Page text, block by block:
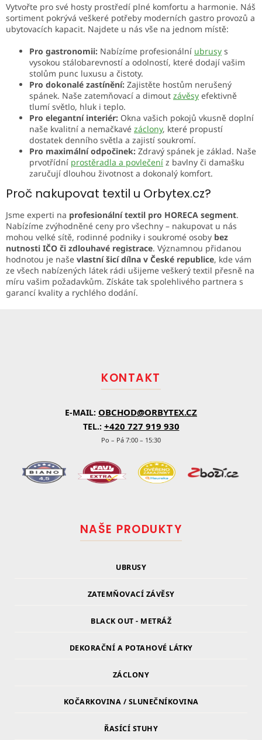
Vytvořte pro své hosty prostředí plné komfortu a harmonie. Náš
sortiment pokrývá veškeré potřeby moderních gastro provozů a
ubytovacích kapacit. Najdete u nás vše na jednom místě:
Pro gastronomii: Nabízíme profesionální ubrusy s
vysokou stálobarevností a odolností, které dodají vašim
stolům punc luxusu a čistoty.
Pro dokonalé zastínění: Zajistěte hostům nerušený
spánek. Naše zatemňovací a dimout závěsy efektivně
tlumí světlo, hluk i teplo.
Pro elegantní interiér: Okna vašich pokojů vkusně doplní
naše kvalitní a nemačkavé záclony, které propustí
dostatek denního světla a zajistí soukromí.
Pro maximální odpočinek: Zdravý spánek je základ. Naše
prvotřídní prostěradla a povlečení z bavlny či damašku
zaručují dlouhou životnost a dokonalý komfort.
Proč nakupovat textil u Orbytex.cz?
Jsme experti na profesionální textil pro HORECA segment.
Nabízíme zvýhodněné ceny pro všechny – nakupovat u nás
mohou velké sítě, rodinné podniky i soukromé osoby bez
nutnosti IČO či zdlouhavé registrace. Významnou přidanou
hodnotou je naše vlastní šicí dílna v České republice, kde vám
ze všech nabízených látek rádi ušijeme veškerý textil přesně na
míru vašim požadavkům. Získáte tak spolehlivého partnera s
garancí kvality a rychlého dodání.
KONTAKT
E-MAIL: OBCHOD@ORBYTEX.CZ
TEL.: +420 727 919 930
Po – Pá 7:00 – 15:30
NAŠE PRODUKTY
UBRUSY
ZATEMŇOVACÍ ZÁVĚSY
BLACK OUT - METRÁŽ
DEKORAČNÍ A POTAHOVÉ LÁTKY
ZÁCLONY
KOČARKOVINA / SLUNEČNÍKOVINA
ŘASÍCÍ STUHY